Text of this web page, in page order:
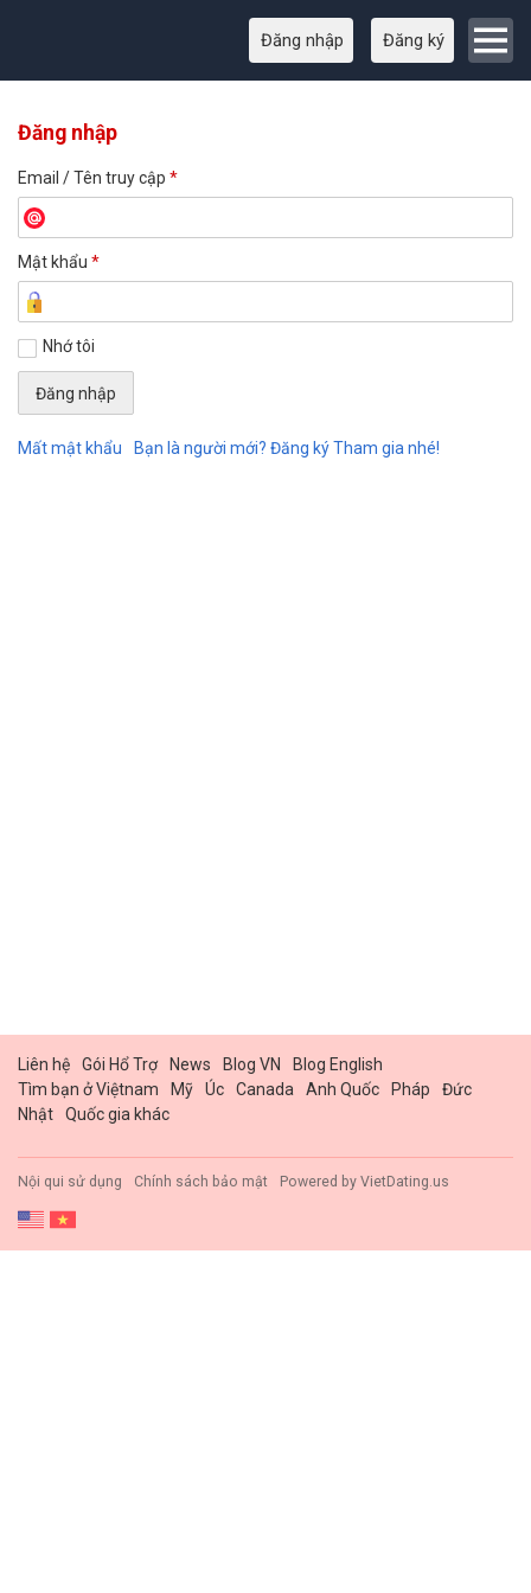
Đăng nhập Đăng ký
Đăng nhập
Email / Tên truy cập *
Mật khẩu *
Nhớ tôi
Mất mật khẩu Bạn là người mới? Đăng ký Tham gia nhé!
Liên hệ Gói Hổ Trợ News Blog VN
Blog English
Tìm bạn ở Việtnam
Mỹ Úc Canada Anh Quốc Pháp
Đức
Nhật
Quốc gia khác
Nội qui sử dụng Chính sách bảo mật Powered by VietDating.us